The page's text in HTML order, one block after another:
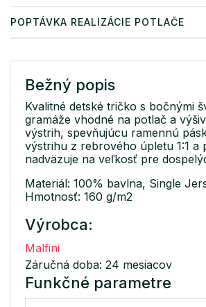
POPTÁVKA REALIZÁCIE POTLAČE
Bežný popis
Kvalitné detské tričko s bočnými
gramáže vhodné na potlač a
výstrih, spevňujúcu ramennú
výstrihu z rebrového úpletu 1:1 a
nadväzuje na veľkosť pre
Materiál: 100% bavlna, Single
Hmotnosť: 160 g/m2
Výrobca:
Malfini
Záručná doba: 24 mesiacov
Funkčné parametre